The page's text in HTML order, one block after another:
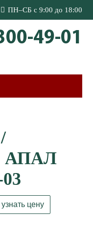
ПН–СБ с 9:00 до 18:00
49-01
АПАЛ
узнать цену